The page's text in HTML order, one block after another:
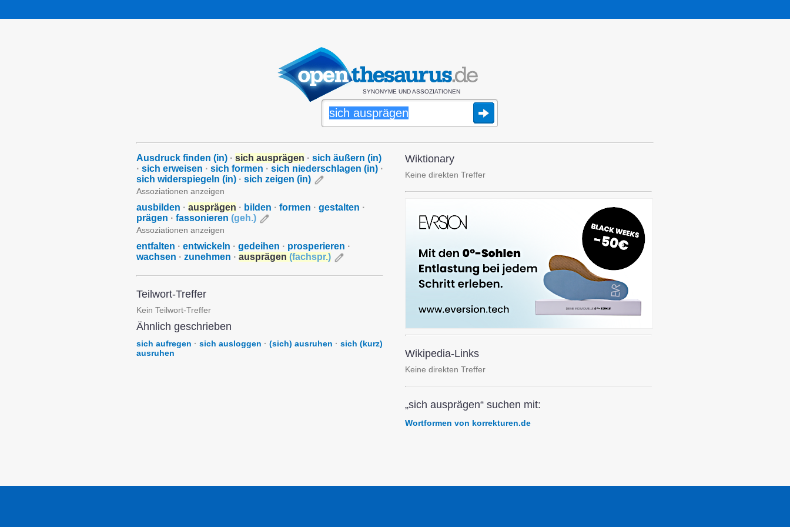
SYNONYME UND ASSOZIATIONEN
Ausdruck finden (in) · sich ausprägen · sich äußern (in)
· sich erweisen · sich formen · sich niederschlagen (in) ·
sich widerspiegeln (in) · sich zeigen (in)
Assoziationen anzeigen
ausbilden · ausprägen · bilden · formen · gestalten ·
prägen · fassonieren (geh.)
Assoziationen anzeigen
entfalten · entwickeln · gedeihen · prosperieren ·
wachsen · zunehmen · ausprägen (fachspr.)
Teilwort-Treffer
Kein Teilwort-Treffer
Ähnlich geschrieben
sich aufregen · sich ausloggen · (sich) ausruhen · sich (kurz)
ausruhen
Wiktionary
Keine direkten Treffer
Wikipedia-Links
Keine direkten Treffer
„sich ausprägen“ suchen mit:
Wortformen von korrekturen.de